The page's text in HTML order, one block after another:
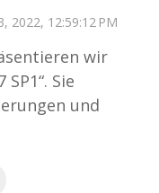
2022, 12:59:12 PM
wir
Sie
und